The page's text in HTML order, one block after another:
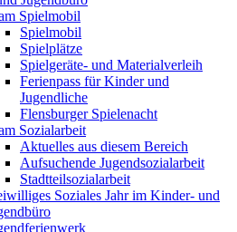
Spielmobil
Spielmobil
Spielplätze
Spielgeräte- und Materialverleih
Ferienpass für Kinder und
Jugendliche
Flensburger Spielenacht
Sozialarbeit
Aktuelles aus diesem Bereich
Aufsuchende Jugendsozialarbeit
Stadtteilsozialarbeit
Soziales Jahr im Kinder- und